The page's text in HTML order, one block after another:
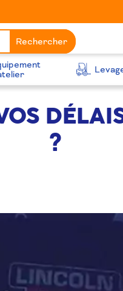
Rechercher
?